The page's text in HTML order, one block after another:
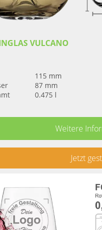
VULCANO
115 mm
87 mm
0.475 l
Weitere
Jetzt